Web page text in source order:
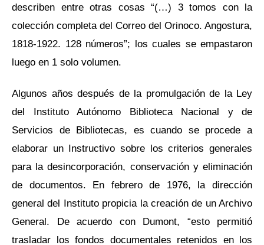
describen entre otras cosas “(…) 3 tomos con la
colección completa del Correo del Orinoco. Angostura,
1818-1922. 128 números”; los cuales se empastaron
luego en 1 solo volumen.
Algunos años después de la promulgación de la Ley
del Instituto Autónomo Biblioteca Nacional y de
Servicios de Bibliotecas, es cuando se procede a
elaborar un Instructivo sobre los criterios generales
para la desincorporación, conservación y eliminación
de documentos. En febrero de 1976, la dirección
general del Instituto propicia la creación de un Archivo
General. De acuerdo con Dumont, “esto permitió
trasladar los fondos documentales retenidos en los